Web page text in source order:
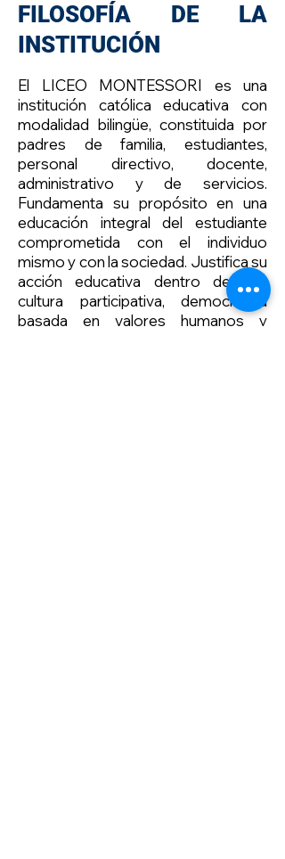
FILOSOFÍA DE LA
INSTITUCIÓN
El LICEO MONTESSORI es una
institución católica educativa con
modalidad bilingüe, constituida por
padres de familia, estudiantes,
personal directivo, docente,
administrativo y de servicios.
Fundamenta su propósito en una
educación integral del estudiante
comprometida con el individuo
mismo y con la sociedad. Justifica su
acción educativa dentro de una
cultura participativa, democrática
basada en valores humanos y